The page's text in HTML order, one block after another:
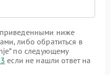
ниже
либо обратиться в
по следующему
если не нашли ответ на